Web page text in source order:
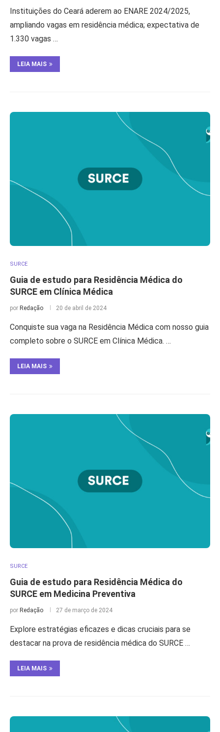
Instituições do Ceará aderem ao ENARE 2024/2025,
ampliando vagas em residência médica; expectativa de
1.330 vagas …
LEIA MAIS
SURCE
Guia de estudo para Residência Médica do
SURCE em Clínica Médica
por Redação 20 de abril de 2024
Conquiste sua vaga na Residência Médica com nosso guia
completo sobre o SURCE em Clínica Médica. …
LEIA MAIS
SURCE
Guia de estudo para Residência Médica do
SURCE em Medicina Preventiva
por Redação 27 de março de 2024
Explore estratégias eficazes e dicas cruciais para se
destacar na prova de residência médica do SURCE …
LEIA MAIS